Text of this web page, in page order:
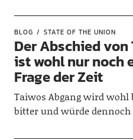
BLOG STATE OF THE UNION
Der Abschied von
ist wohl nur noch
Frage der Zeit
Taiwos Abgang wird wohl
bitter und würde